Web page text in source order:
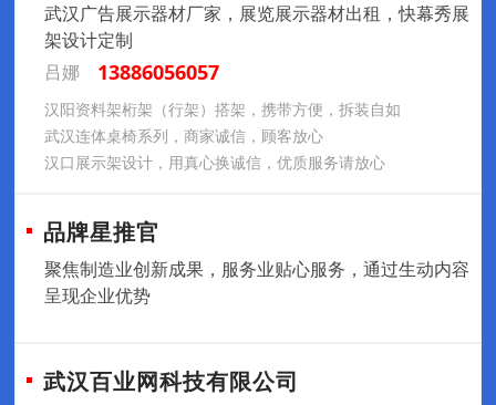
武汉广告展示器材厂家，展览展示器材出租，快幕秀展
架设计定制
吕娜
13886056057
汉阳资料架桁架（行架）搭架，携带方便，拆装自如
武汉连体桌椅系列，商家诚信，顾客放心
汉口展示架设计，用真心换诚信，优质服务请放心
品牌星推官
聚焦制造业创新成果，服务业贴心服务，通过生动内容
呈现企业优势
武汉百业网科技有限公司